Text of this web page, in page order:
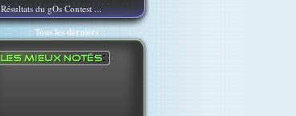
Résultats du gOs Contest ...
:: Tous les derniers::